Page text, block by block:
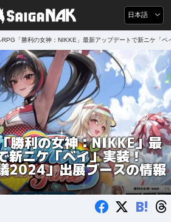
日本語
RPG「勝利の女神：NIKKE」最新アップデートで新ニケ「
勝利の女神：NIKKE」最
新ニケ「ベイ」実装！
2024」出展ブースの情報
B!